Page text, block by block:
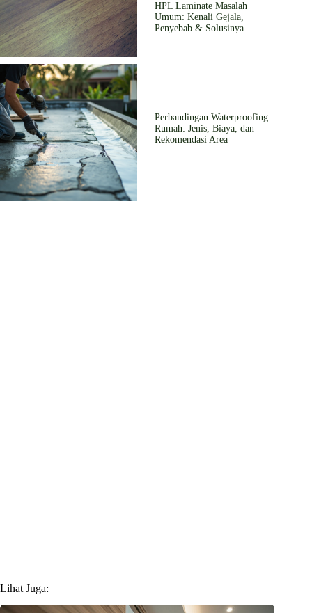
HPL Laminate Masalah
Umum: Kenali Gejala,
Penyebab & Solusinya
Perbandingan Waterproofing
Rumah: Jenis, Biaya, dan
Rekomendasi Area
Lihat Juga: